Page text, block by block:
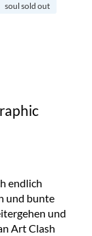
soul sold out
endlich
und bunte
und
Art Clash